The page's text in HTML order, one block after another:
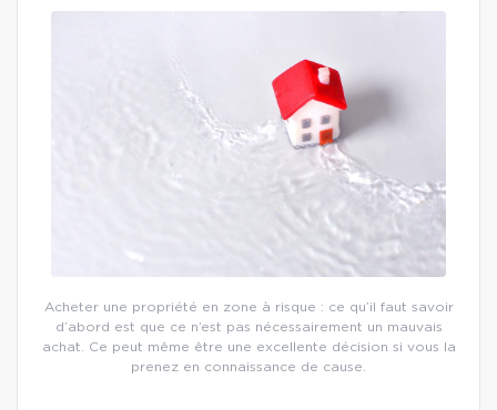
Acheter une propriété en zone à risque : ce qu’il faut savoir
d’abord est que ce n’est pas nécessairement un mauvais
achat. Ce peut même être une excellente décision si vous la
prenez en connaissance de cause.